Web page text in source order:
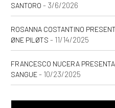
SANTORO - 3/6/2026
ROSANNA COSTANTINO
ØNE PILØTS - 11/14/2025
FRANCESCO NUCERA
SANGUE- 10/23/2025